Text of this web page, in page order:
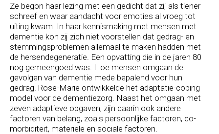
Ze begon haar lezing met een gedicht dat zij als tiener
schreef en waar aandacht voor emoties al vroeg tot
uiting kwam. In haar kennismaking met mensen met
dementie kon zij zich niet voorstellen dat gedrag- en
stemmingsproblemen allemaal te maken hadden met
de hersendegeneratie. Een opvatting die in de jaren 80
nog gemeengoed was. Hoe mensen omgaan de
gevolgen van dementie mede bepalend voor hun
gedrag. Rose-Marie ontwikkelde het adaptatie-coping
model voor de dementiezorg. Naast het omgaan met
zeven adaptieve opgaven, zijn daarin ook andere
factoren van belang, zoals persoonlijke factoren, co-
morbiditeit, materiële en sociale factoren.